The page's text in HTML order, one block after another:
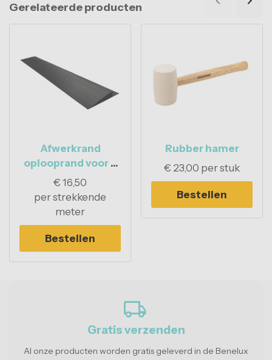
Gerelateerde producten
Afwerkrand
oplooprand voor 7
mm PVC tegels
€ 16,50
per strekkende
meter
Bestellen
Rubber hamer
€ 23,00 per stuk
Bestellen
local_shipping
Gratis verzenden
Al onze producten worden gratis geleverd in de Benelux